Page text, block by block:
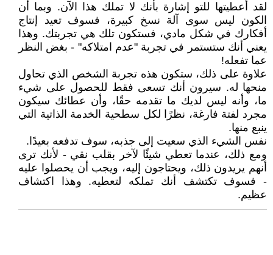
لقد أعطيتها للتو إشارة بأنك لا تملك هذا الآن. وبما أن
الكون ليس سوى آلة نسخ كبيرة، فسوف تعيد إنتاج
أفكارك في شكل مادي، فستكون تلك هي تجربتك. وهذا
يعني أنك ستستمر في تجربة "عدم امتلاكه" - بغض النظر
عما تفعله!
علاوة على ذلك، ستكون هذه تجربة الشخص الذي تحاول
منحها له. سيرون أنك تسعى فقط للحصول على شيء
ما، وأنه ليس لديك ما تقدمه حقًا، وأن عطائك سيكون
مجرد لفتة فارغة، نظرًا لكل سطحية الخدمة الذاتية التي
ينبع منها.
نفس الشيء الذي سعيت إلى جذبه، سوف تدفعه بعيدًا.
ومع ذلك، عندما تعطي شيئًا لآخر بقلب نقي - لأنك ترى
أنهم يريدون ذلك، ويحتاجون إليه، ويجب أن يحصلوا عليه
- فسوف تكتشف أنك تملكه لتعطيه. وهذا اكتشاف
عظيم.